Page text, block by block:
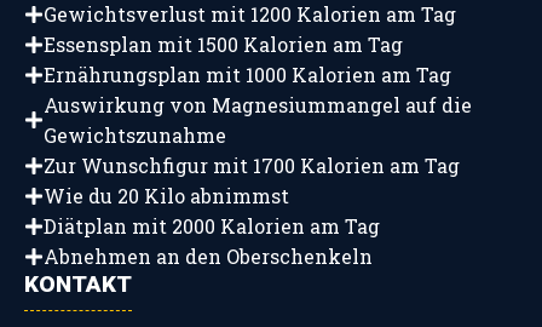
Gewichtsverlust mit 1200 Kalorien am Tag
Essensplan mit 1500 Kalorien am Tag
Ernährungsplan mit 1000 Kalorien am Tag
Auswirkung von Magnesiummangel auf die
Gewichtszunahme
Zur Wunschfigur mit 1700 Kalorien am Tag
Wie du 20 Kilo abnimmst
Diätplan mit 2000 Kalorien am Tag
Abnehmen an den Oberschenkeln
KONTAKT